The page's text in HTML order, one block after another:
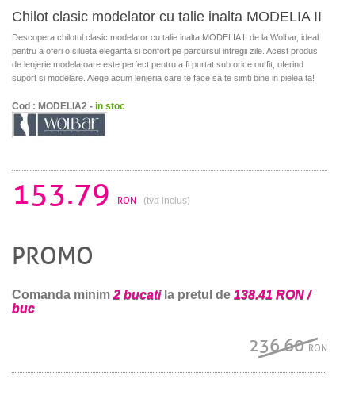
Chilot clasic modelator cu talie inalta MODELIA II
Descopera chilotul clasic modelator cu talie inalta MODELIA II de la Wolbar, ideal
pentru a oferi o silueta eleganta si confort pe parcursul intregii zile. Acest produs
de lenjerie modelatoare este perfect pentru a fi purtat sub orice outfit, oferind
suport si modelare. Alege acum lenjeria care te face sa te simti bine in pielea ta!
Cod : MODELIA2 - in stoc
153.79 RON (tva inclus)
PROMO
Comanda minim 2 bucatila pretul de 138.41 RON /
buc
236.60RON